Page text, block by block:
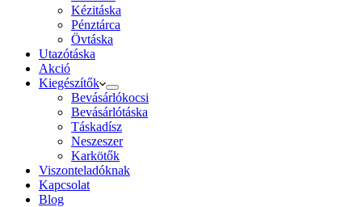
Kézitáska
Pénztárca
Övtáska
Utazótáska
Akció
Kiegészítők
Bevásárlókocsi
Bevásárlótáska
Táskadísz
Neszeszer
Karkötők
Viszonteladóknak
Kapcsolat
Blog